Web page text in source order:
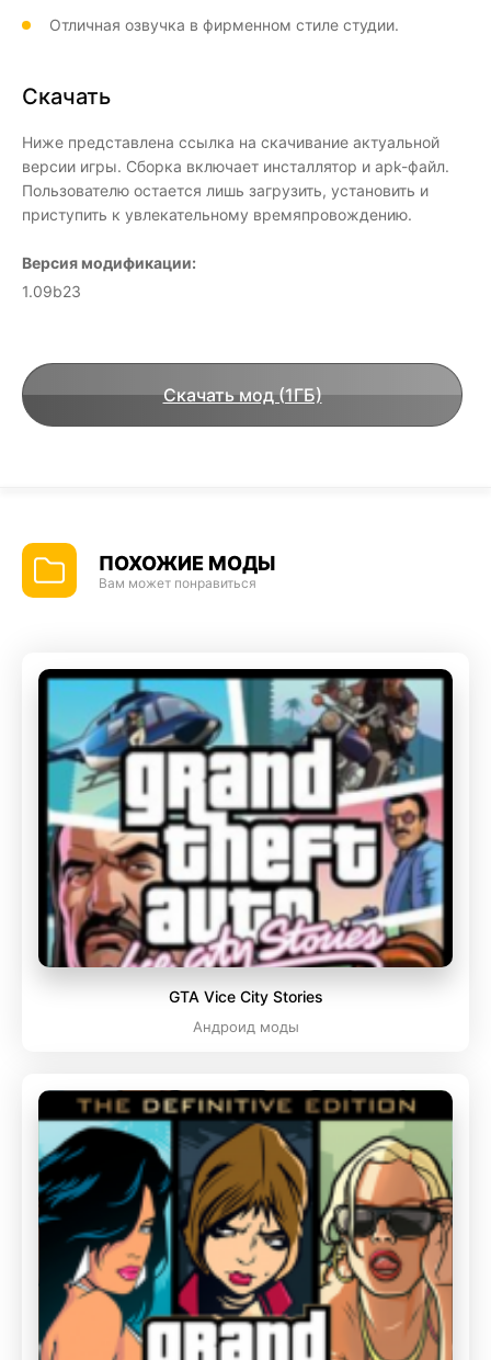
Отличная озвучка в фирменном стиле студии.
Скачать
Ниже представлена ссылка на скачивание актуальной
версии игры. Сборка включает инсталлятор и apk-файл.
Пользователю остается лишь загрузить, установить и
приступить к увлекательному времяпровождению.
Версия модификации:
1.09b23
Скачать мод (1ГБ)
ПОХОЖИЕ МОДЫ
Вам может понравиться
GTA Vice City Stories
Андроид моды